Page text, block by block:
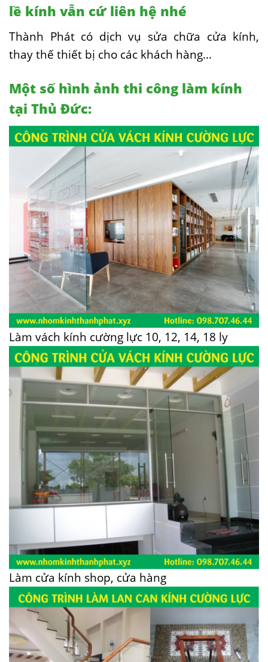
lề kính vẫn cứ liên hệ nhé
Thành Phát có dịch vụ sửa chữa cửa kính,
thay thế thiết bị cho các khách hàng…
Một số hình ảnh thi công làm kính
tại Thủ Đức:
Làm vách kính cường lực 10, 12, 14, 18 ly
Làm cửa kính shop, cửa hàng